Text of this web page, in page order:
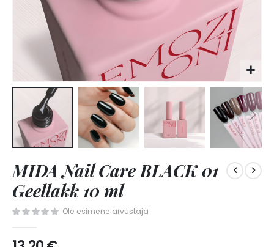
to
the
beginning
of
the
images
gallery
MIDA Nail Care BLACK 01
Geellakk 10 ml
Ole esimene arvustaja